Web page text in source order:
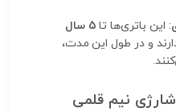
: این باتری‌ها تا 5 سال
و در طول این مدت،
شارژی نیم قلمی